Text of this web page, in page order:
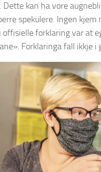
Dette kan ha vore
spekulere. Ingen
offisielle forklaring var at
Forklaringa fall ikkje i